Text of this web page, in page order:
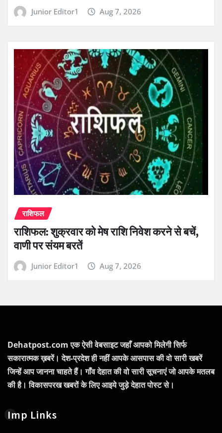
Junior Editor1 Aug 7, 2026
राशिफल
राशिफल: शुक्रवार को मेष राशि निवेश करने से बचें,
वाणी पर संयम बरतें
Junior Editor1 Aug 7, 2026
Dehatpost.com एक ऐसी वेबसाइट जहाँ आपको मिलेगी सिर्फ
सकारात्मक ख़बरें। देश-प्रदेश ही नहीं आपके आसपास की वो सारी खबरें
जिन्हें आप जानना चाहते हैं। गाँव देहात की वो सारी सूचनाएं जो आपके मतलब
की है। विकासपरख खबरों के लिए आइये जुड़े देहात पोस्ट से।
Imp Links